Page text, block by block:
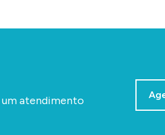
atendimento